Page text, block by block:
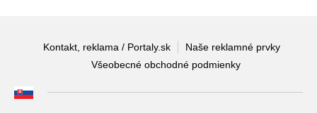
Kontakt, reklama / Portaly.sk
Naše reklamné prvky
Všeobecné obchodné podmienky